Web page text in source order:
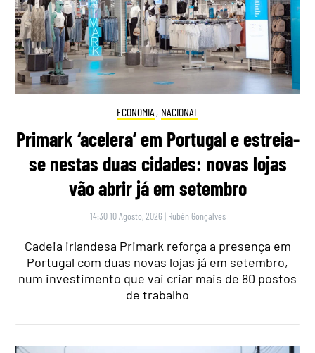
ECONOMIA , NACIONAL
Primark ‘acelera’ em Portugal e estreia-
se nestas duas cidades: novas lojas
vão abrir já em setembro
14:30 10 Agosto, 2026 | Rubén Gonçalves
Cadeia irlandesa Primark reforça a presença em
Portugal com duas novas lojas já em setembro,
num investimento que vai criar mais de 80 postos
de trabalho